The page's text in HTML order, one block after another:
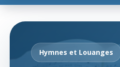
Hymnes et Louanges